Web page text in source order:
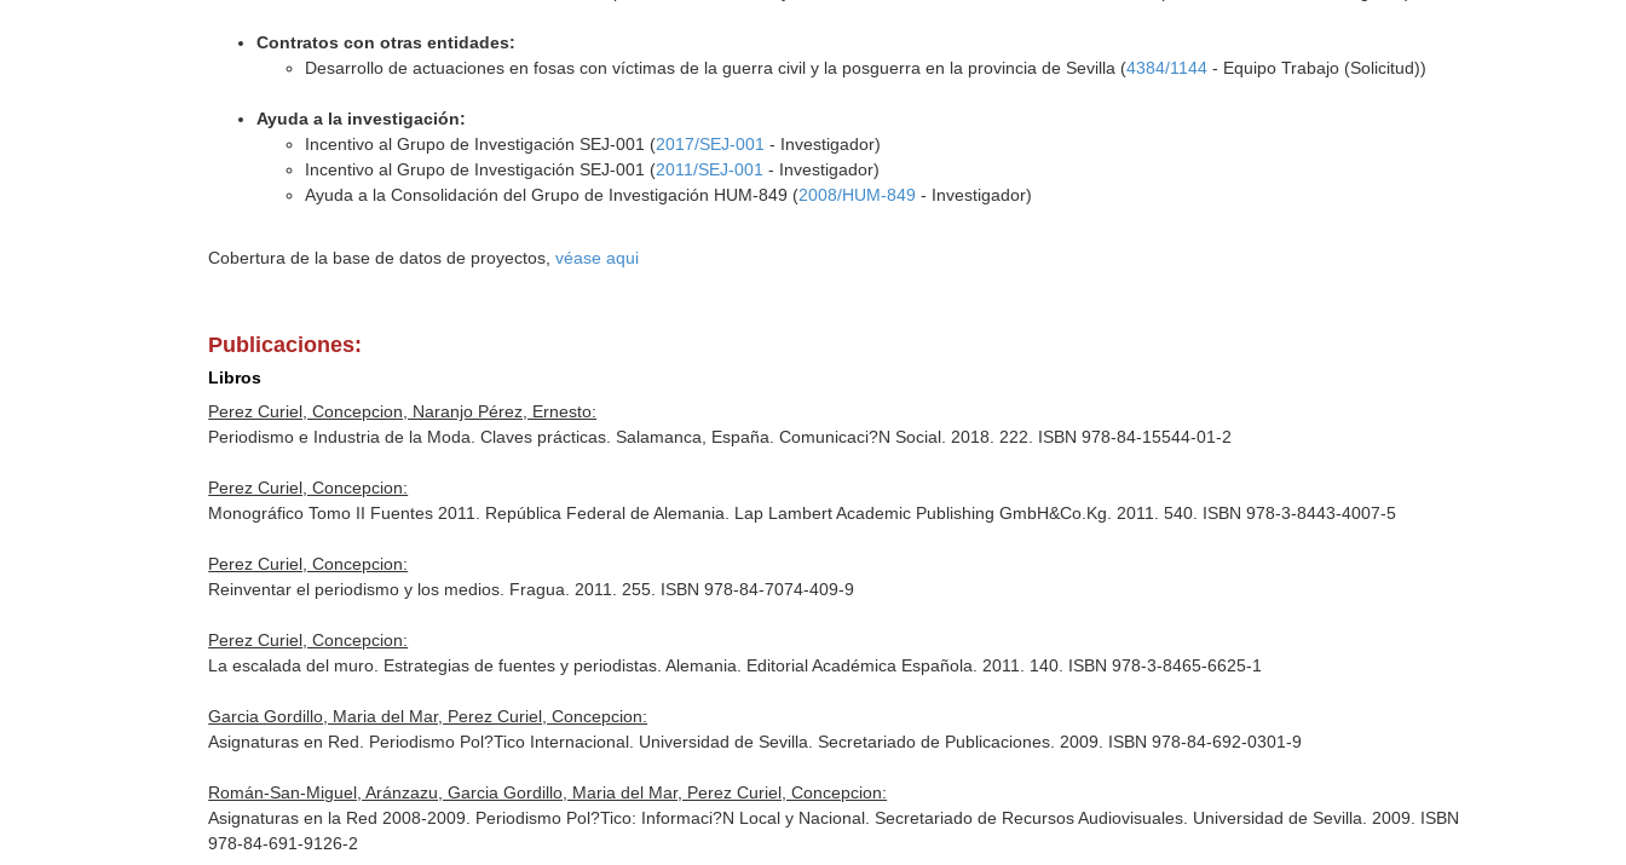
Contratos con otras entidades:
Desarrollo de actuaciones en fosas con víctimas de la guerra civil y la posguerra en la provincia de Sevilla (4384/1144 - Equipo Trabajo (Solicitud))
Ayuda a la investigación:
Incentivo al Grupo de Investigación SEJ-001 (2017/SEJ-001 - Investigador)
Incentivo al Grupo de Investigación SEJ-001 (2011/SEJ-001 - Investigador)
Ayuda a la Consolidación del Grupo de Investigación HUM-849 (2008/HUM-849 - Investigador)
Cobertura de la base de datos de proyectos,véase aqui
Publicaciones:
Libros
Perez Curiel, Concepcion, Naranjo Pérez, Ernesto:
Periodismo e Industria de la Moda. Claves prácticas. Salamanca, España. Comunicaci?N Social. 2018. 222. ISBN 978-84-15544-01-2
Perez Curiel, Concepcion:
Monográfico Tomo II Fuentes 2011. República Federal de Alemania. Lap Lambert Academic Publishing GmbH&Co.Kg. 2011. 540. ISBN 978-3-8443-4007-5
Perez Curiel, Concepcion:
Reinventar el periodismo y los medios. Fragua. 2011. 255. ISBN 978-84-7074-409-9
Perez Curiel, Concepcion:
La escalada del muro. Estrategias de fuentes y periodistas. Alemania. Editorial Académica Española. 2011. 140. ISBN 978-3-8465-6625-1
Garcia Gordillo, Maria del Mar, Perez Curiel, Concepcion:
Asignaturas en Red. Periodismo Pol?Tico Internacional. Universidad de Sevilla. Secretariado de Publicaciones. 2009. ISBN 978-84-692-0301-9
Román-San-Miguel, Aránzazu, Garcia Gordillo, Maria del Mar, Perez Curiel, Concepcion:
Asignaturas en la Red 2008-2009. Periodismo Pol?Tico: Informaci?N Local y Nacional. Secretariado de Recursos Audiovisuales. Universidad de Sevilla. 2009. ISBN
978-84-691-9126-2